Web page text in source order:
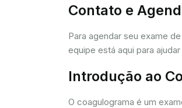
Contato e
Para agendar seu exame
equipe está aqui para
Introdução ao
O coagulograma é um